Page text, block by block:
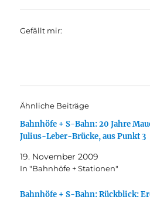
Gefällt mir:
Ähnliche Beiträge
Bahnhöfe + S-Bahn: 20 Jahre
Julius-Leber-Brücke, aus Punkt 3
19. November 2009
In "Bahnhöfe + Stationen"
Bahnhöfe + S-Bahn: Rückblick: